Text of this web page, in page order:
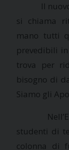
Il nuovo
si chiama
mano tutti
prevedibili
trova per
bisogno di
Siamo gli
studenti di
colonna di